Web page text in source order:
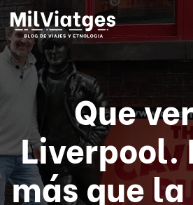
Que
Liverpool.
más que